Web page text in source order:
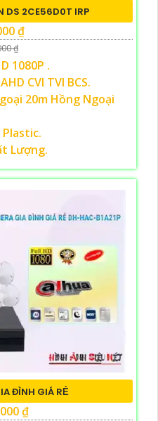
DS 2CE56D0T IRP
₫
₫
1080P .
AHD CVI TVI BCS.
20m Hồng Ngoại
Plastic.
Lượng.
ĐÌNH GIÁ RẺ
₫